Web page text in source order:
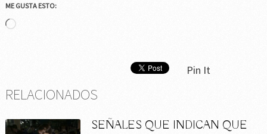
ME GUSTA ESTO:
Cargando...
Pin It
RELACIONADOS
SEÑALES QUE INDICAN QUE